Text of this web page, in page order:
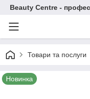
Beauty Centre -
Товари та послуги
Новинка